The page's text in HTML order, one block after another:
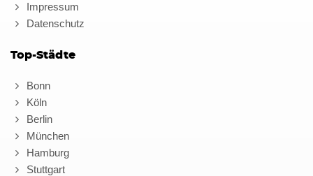
Impressum
Datenschutz
Top-Städte
Bonn
Köln
Berlin
München
Hamburg
Stuttgart